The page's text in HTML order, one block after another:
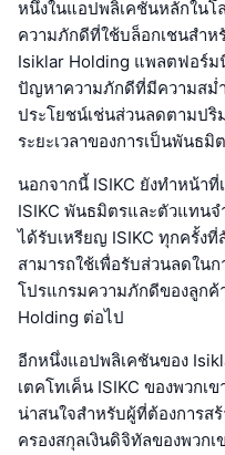
หนึ่งในแอปพลิเคชันหลักในโ
ความภักดีที่ใช้บล็อกเชนสำ
Isiklar Holding แพลตฟอร์ม
ปัญหาความภักดีที่มีความสม่
ประโยชน์เช่นส่วนลดตามป
ระยะเวลาของการเป็นพันธมิ
นอกจากนี้ ISIKC ยังทำหน้า
ISIKC พันธมิตรและตัวแทน
ได้รับเหรียญ ISIKC ทุกครั้ง
สามารถใช้เพื่อรับส่วนลดใน
โปรแกรมความภักดีของลูกค้
Holding ต่อไป
อีกหนึ่งแอปพลิเคชันของ
เตคโทเค็น ISIKC ของพวก
น่าสนใจสำหรับผู้ที่ต้องการส
ครองสกุลเงินดิจิทัลของพวก